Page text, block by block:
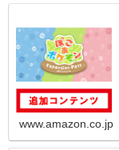
www.amazon.co.jp